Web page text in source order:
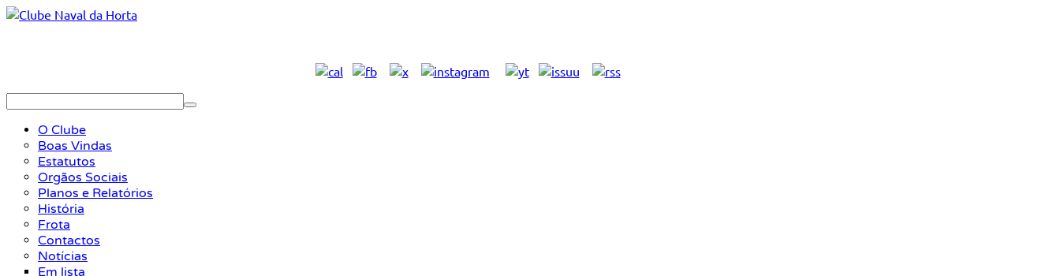
O Clube
Boas Vindas
Estatutos
Orgãos Sociais
Planos e Relatórios
História
Frota
Contactos
Notícias
Em lista